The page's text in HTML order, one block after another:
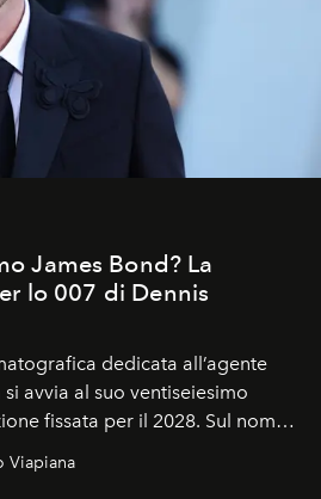
James Bond? La
lo 007 di Dennis
dedicata all’agente
avvia al suo ventiseiesimo
fissata per il 2028. Sul nome
l’eredità di Daniel
il più assoluto riserbo.
Viapiana